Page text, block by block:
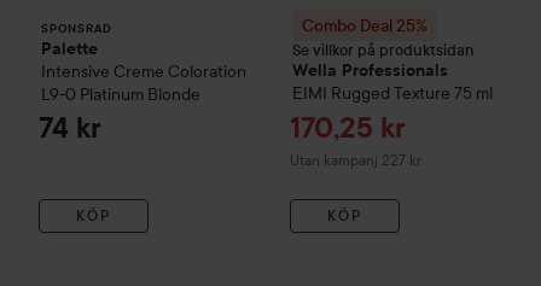
SPONSRAD
Palette
Intensive Creme Coloration
L9-0 Platinum Blonde
74 kr
KÖP
Combo Deal 25%
Se villkor på produktsidan
Wella Professionals
EIMI Rugged Texture 75 ml
Reapris
170,25 kr
Utan kampanj 227 kr
KÖP